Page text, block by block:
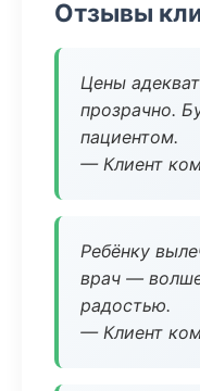
Отзывы
Цены
прозрачно.
пациентом.
— Клиент
Ребёнку
врач —
радостью.
— Клиент